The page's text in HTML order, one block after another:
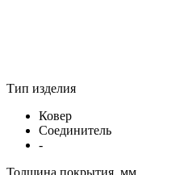
Тип изделия
Ковер
Соединитель
-